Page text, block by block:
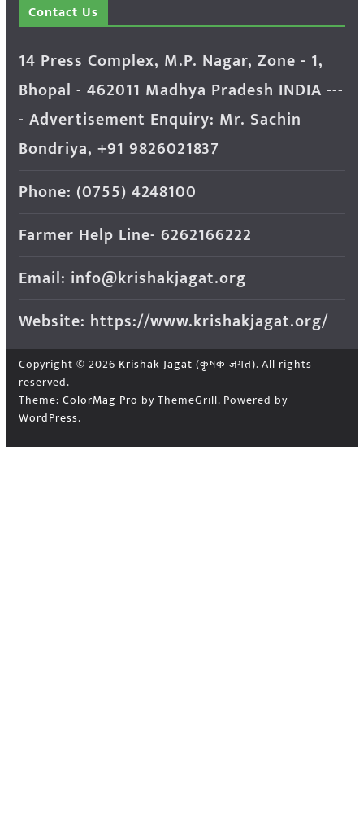
Contact Us
14 Press Complex, M.P. Nagar, Zone - 1,
Bhopal - 462011 Madhya Pradesh INDIA ---
- Advertisement Enquiry: Mr. Sachin
Bondriya, +91 9826021837
Phone: (0755) 4248100
Farmer Help Line- 6262166222
Email: info@krishakjagat.org
Website: https://www.krishakjagat.org/
Copyright © 2026 Krishak Jagat (कृषक जगत). All rights
reserved.
Theme: ColorMag Pro by ThemeGrill. Powered by
WordPress.